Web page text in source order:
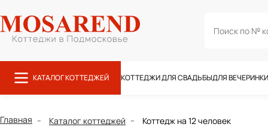
КАТАЛОГ КОТТЕДЖЕЙ КОТТЕДЖИ ДЛЯ СВАДЬБЫДЛЯ ВЕЧЕРИНКИ
Главная Каталог коттеджей Коттедж на 12 человек